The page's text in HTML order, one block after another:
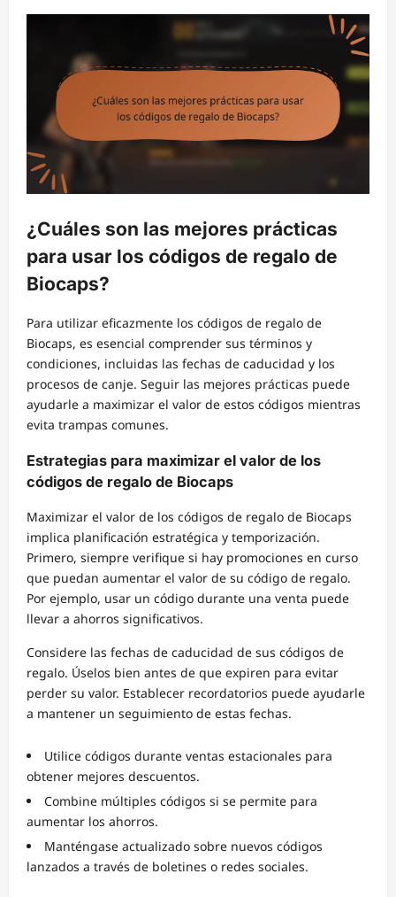
¿Cuáles son las mejores prácticas
para usar los códigos de regalo de
Biocaps?
Para utilizar eficazmente los códigos de regalo de
Biocaps, es esencial comprender sus términos y
condiciones, incluidas las fechas de caducidad y los
procesos de canje. Seguir las mejores prácticas puede
ayudarle a maximizar el valor de estos códigos mientras
evita trampas comunes.
Estrategias para maximizar el valor de los
códigos de regalo de Biocaps
Maximizar el valor de los códigos de regalo de Biocaps
implica planificación estratégica y temporización.
Primero, siempre verifique si hay promociones en curso
que puedan aumentar el valor de su código de regalo.
Por ejemplo, usar un código durante una venta puede
llevar a ahorros significativos.
Considere las fechas de caducidad de sus códigos de
regalo. Úselos bien antes de que expiren para evitar
perder su valor. Establecer recordatorios puede ayudarle
a mantener un seguimiento de estas fechas.
Utilice códigos durante ventas estacionales para
obtener mejores descuentos.
Combine múltiples códigos si se permite para
aumentar los ahorros.
Manténgase actualizado sobre nuevos códigos
lanzados a través de boletines o redes sociales.